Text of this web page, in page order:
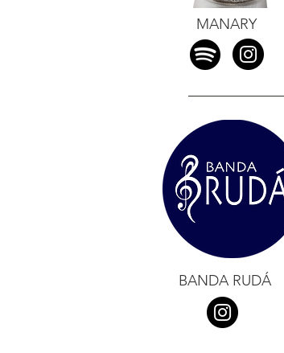
MANARY
BANDA RUDÁ